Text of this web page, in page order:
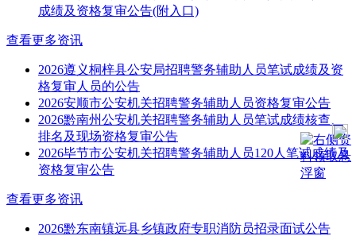
成绩及资格复审公告(附入口)
查看更多资讯
2026遵义桐梓县公安局招聘警务辅助人员笔试成绩及资
格复审人员的公告
2026安顺市公安机关招聘警务辅助人员资格复审公告
2026黔南州公安机关招聘警务辅助人员笔试成绩核查、
排名及现场资格复审公告
2026毕节市公安机关招聘警务辅助人员120人笔试成绩及
资格复审公告
查看更多资讯
2026黔东南镇远县乡镇政府专职消防员招录面试公告